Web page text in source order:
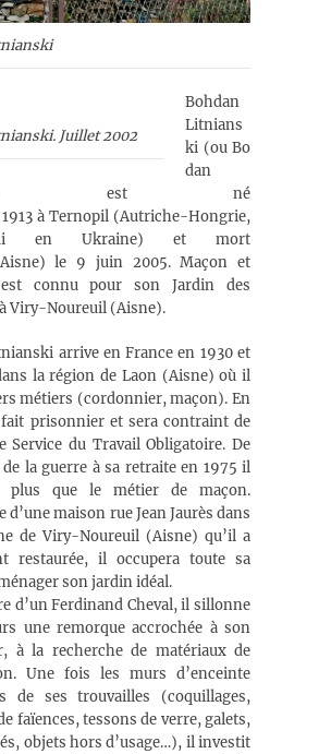
Juillet 2002
Bohdan
Litnians
ki (ou Bo
dan
est né
à Ternopil (Autriche-Hongrie,
en Ukraine) et mort
le 9 juin 2005. Maçon et
connu pour son Jardin des
Viry-Noureuil (Aisne).
arrive en France en 1930 et
la région de Laon (Aisne) où il
métiers (cordonnier, maçon). En
prisonnier et sera contraint de
Service du Travail Obligatoire. De
la guerre à sa retraite en 1975 il
plus que le métier de maçon.
d’une maison rue Jean Jaurès dans
de Viry-Noureuil (Aisne) qu’il a
restaurée, il occupera toute sa
son jardin idéal.
d’un Ferdinand Cheval, il sillonne
une remorque accrochée à son
à la recherche de matériaux de
Une fois les murs d’enceinte
de ses trouvailles (coquillages,
faïences, tessons de verre, galets,
objets hors d’usage…), il investit